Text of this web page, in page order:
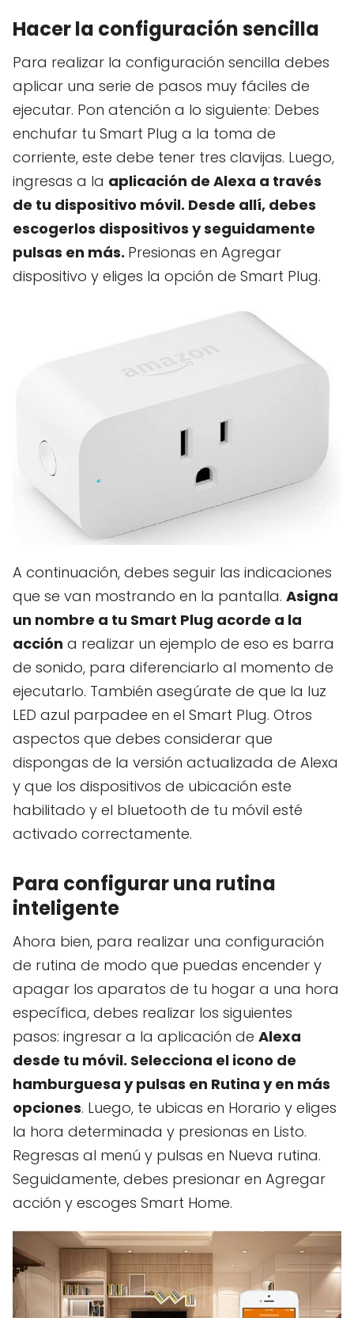
Hacer la configuración sencilla
Para realizar la configuración sencilla debes
aplicar una serie de pasos muy fáciles de
ejecutar. Pon atención a lo siguiente: Debes
enchufar tu Smart Plug a la toma de
corriente, este debe tener tres clavijas. Luego,
ingresas a la aplicación de Alexa a través
de tu dispositivo móvil. Desde allí, debes
escogerlos dispositivos y seguidamente
pulsas en más. Presionas en Agregar
dispositivo y eliges la opción de Smart Plug.
A continuación, debes seguir las indicaciones
que se van mostrando en la pantalla. Asigna
un nombre a tu Smart Plug acorde a la
acción a realizar un ejemplo de eso es barra
de sonido, para diferenciarlo al momento de
ejecutarlo. También asegúrate de que la luz
LED azul parpadee en el Smart Plug. Otros
aspectos que debes considerar que
dispongas de la versión actualizada de Alexa
y que los dispositivos de ubicación este
habilitado y el bluetooth de tu móvil esté
activado correctamente.
Para configurar una rutina
inteligente
Ahora bien, para realizar una configuración
de rutina de modo que puedas encender y
apagar los aparatos de tu hogar a una hora
específica, debes realizar los siguientes
pasos: ingresar a la aplicación de Alexa
desde tu móvil. Selecciona el icono de
hamburguesa y pulsas en Rutina y en más
opciones. Luego, te ubicas en Horario y eliges
la hora determinada y presionas en Listo.
Regresas al menú y pulsas en Nueva rutina.
Seguidamente, debes presionar en Agregar
acción y escoges Smart Home.